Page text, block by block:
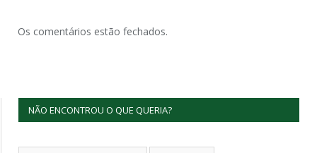
Os comentários estão fechados.
NÃO ENCONTROU O QUE QUERIA?